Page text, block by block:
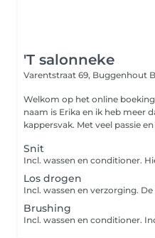
'T salonneke
Varentstraat 69, Buggenhout
Welkom op het online
naam is Erika en ik heb meer
kappersvak. Met veel passie en
Snit
Los drogen
Brushing